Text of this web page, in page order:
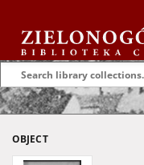
OBJECT